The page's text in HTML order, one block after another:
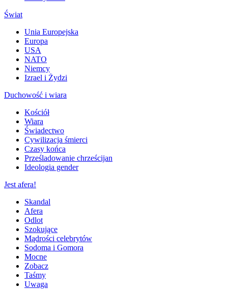
Świat
Unia Europejska
Europa
USA
NATO
Niemcy
Izrael i Żydzi
Duchowość i wiara
Kościół
Wiara
Świadectwo
Cywilizacja śmierci
Czasy końca
Prześladowanie chrześcijan
Ideologia gender
Jest afera!
Skandal
Afera
Odlot
Szokujące
Mądrości celebrytów
Sodoma i Gomora
Mocne
Zobacz
Taśmy
Uwaga